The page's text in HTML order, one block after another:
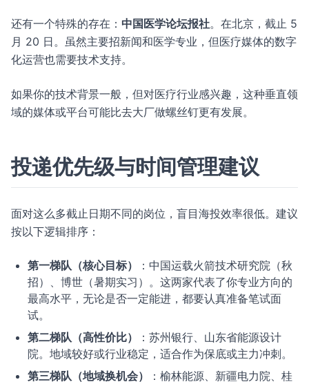
还有一个特殊的存在： 中国医学论坛报社。在北京，截止 5
月 20 日。虽然主要招新闻和医学专业，但医疗媒体的数字
化运营也需要技术支持。
如果你的技术背景一般，但对医疗行业感兴趣，这种垂直领
域的媒体或平台可能比去大厂做螺丝钉更有发展。
投递优先级与时间管理建议
面对这么多截止日期不同的岗位，盲目海投效率很低。建议
按以下逻辑排序：
第一梯队（核心目标）
：中国运载火箭技术研究院（秋
招）、博世（暑期实习）。这两家代表了你专业方向的
最高水平，无论是否一定能进，都要认真准备笔试面
试。
第二梯队（高性价比）
：苏州银行、山东省能源设计
院。地域较好或行业稳定，适合作为保底或主力冲刺。
第三梯队（地域换机会）
：榆林能源、新疆电力院、桂